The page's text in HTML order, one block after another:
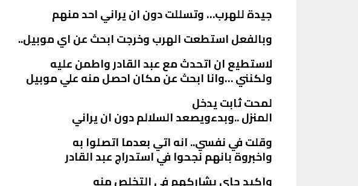
جيدة للهرب… وتسللت دون ان يراني احد منهم
وبالفعل استطعت الهرب وخرجت ابحث عن اي موبيل..
لاستطيع ان اتحدث مع عبد القادر واطمن عليه
ولكنني …وانا ابحث عن مكان احصل منه علي موبيل
لمحت ثابت يدخل
المنزل ..وبدءويصعد السلالم دون ان يراني
وقلت في نفسي.. انه اتي بعدما اتصلوا به
واخبروة بانهم نجحوا في استدراج عبد القادر
واكيد جاي يشاركهم في التخلص منه